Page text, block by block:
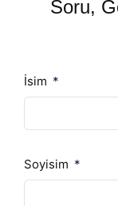
Soru,
İsim
Soyisim